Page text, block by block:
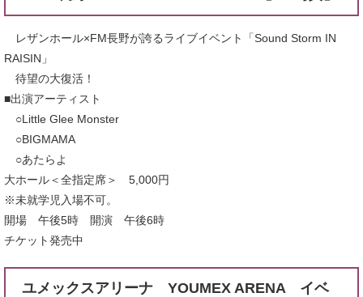
レザンホール×FM長野が誇るライブイベント「Sound Storm IN
RAISIN」
待望の大復活！
■出演アーティスト
○Little Glee Monster
○BIGMAMA
○あたらよ
大ホール＜全指定席＞ 5,000円
※未就学児入場不可。
開場 午後5時 開演 午後6時
チケット発売中
ユメックスアリーナ YOUMEX ARENA イベ